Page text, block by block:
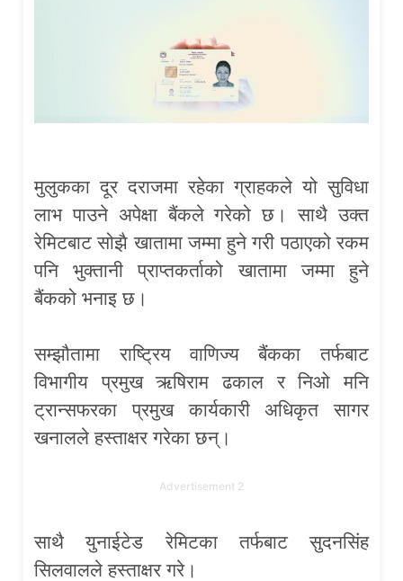
मुलुकका दूर दराजमा रहेका ग्राहकले यो सुविधा
लाभ पाउने अपेक्षा बैंकले गरेको छ। साथै उक्त
रेमिटबाट सोझै खातामा जम्मा हुने गरी पठाएको रकम
पनि भुक्तानी प्राप्तकर्ताको खातामा जम्मा हुने
बैंकको भनाइ छ।
सम्झौतामा राष्ट्रिय वाणिज्य बैंकका तर्फबाट
विभागीय प्रमुख ऋषिराम ढकाल र निओ मनि
ट्रान्सफरका प्रमुख कार्यकारी अधिकृत सागर
खनालले हस्ताक्षर गरेका छन्।
Advertisement 2
साथै युनाईटेड रेमिटका तर्फबाट सुदनसिंह
सिलवालले हस्ताक्षर गरे।